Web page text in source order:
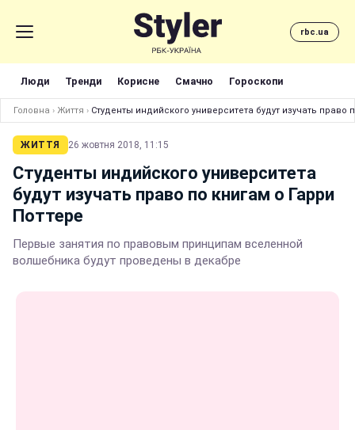
rbc.ua
Люди Тренди Корисне Смачно Гороскопи
Головна › Життя › Студенты индийского университета будут изучать право
ЖИТТЯ 26 жовтня 2018, 11:15
Студенты индийского университета
будут изучать право по книгам о Гарри
Поттере
Первые занятия по правовым принципам вселенной
волшебника будут проведены в декабре